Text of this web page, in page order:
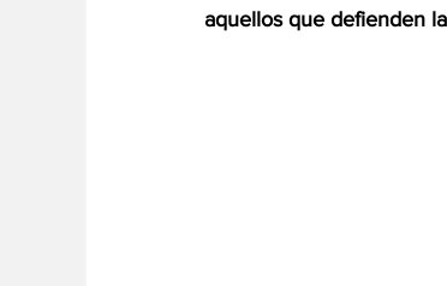
aquellos que defienden